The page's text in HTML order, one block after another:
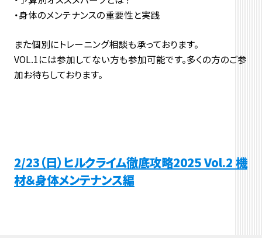
・身体のメンテナンスの重要性と実践
また個別にトレーニング相談も承っております。
VOL.1には参加してない方も参加可能です。多くの方のご参
加お待ちしております。
2/23（日）ヒルクライム徹底攻略2025 Vol.2 機
材＆身体メンテナンス編